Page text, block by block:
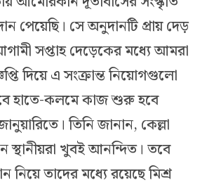
পেয়েছি। সে অনুদানটি প্রায় দেড়
সপ্তাহ দেড়েকের মধ্যে আমরা
দিয়ে এ সংক্রান্ত নিয়োগগুলো
হাতে-কলমে কাজ শুরু হবে
তিনি জানান, কেল্লা
স্থানীয়রা খুবই আনন্দিত। তবে
নিয়ে তাদের মধ্যে রয়েছে মিশ্র